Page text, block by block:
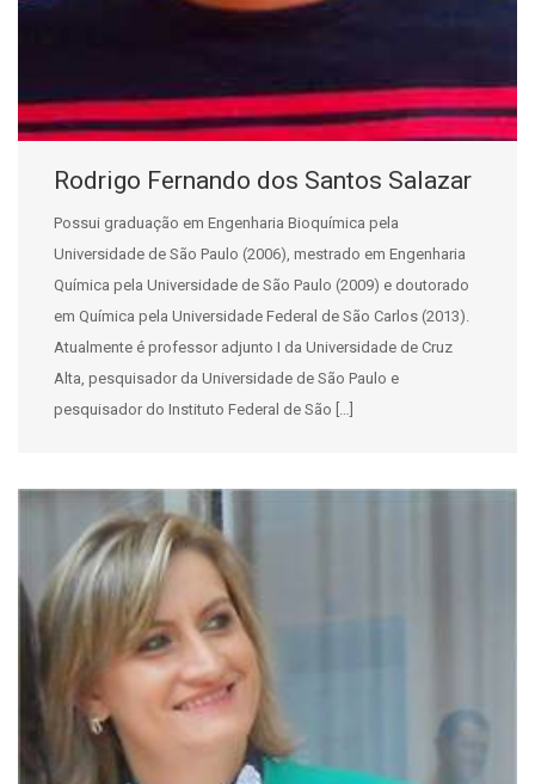
Rodrigo Fernando dos Santos Salazar
Possui graduação em Engenharia Bioquímica pela
Universidade de São Paulo (2006), mestrado em Engenharia
Química pela Universidade de São Paulo (2009) e doutorado
em Química pela Universidade Federal de São Carlos (2013).
Atualmente é professor adjunto I da Universidade de Cruz
Alta, pesquisador da Universidade de São Paulo e
pesquisador do Instituto Federal de São […]